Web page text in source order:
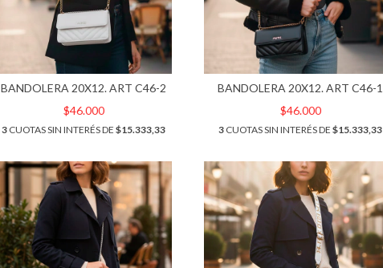
BANDOLERA 20X12. ART C46-2
$46.000
3 CUOTAS SIN INTERÉS DE$15.333,33
BANDOLERA 20X12. ART C46-1
$46.000
3 CUOTAS SIN INTERÉS DE$15.333,33